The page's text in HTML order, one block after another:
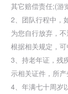
其它赔偿责任;(游
2、团队行程中，
为您自行放弃，
根据相关规定，
3、持老年证，残
示相关证件，所
4、年满七十周岁